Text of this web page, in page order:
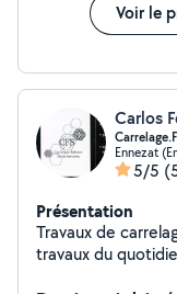
Voir le
Carlos
Ennezat
5/5
Présentation
Travaux de
travaux du